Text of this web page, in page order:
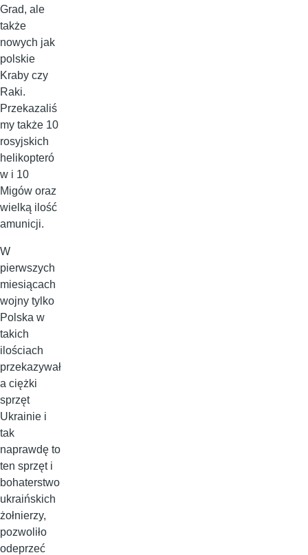
Grad, ale
także
nowych jak
polskie
Kraby czy
Raki.
Przekazaliś
my także 10
rosyjskich
helikopteró
w i 10
Migów oraz
wielką ilość
amunicji.
W
pierwszych
miesiącach
wojny tylko
Polska w
takich
ilościach
przekazywał
a ciężki
sprzęt
Ukrainie i
tak
naprawdę to
ten sprzęt i
bohaterstwo
ukraińskich
żołnierzy,
pozwoliło
odeprzeć